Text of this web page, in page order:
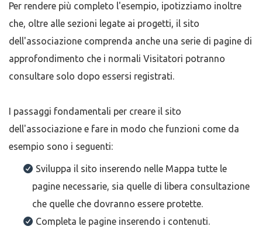
Per rendere più completo l'esempio, ipotizziamo inoltre
che, oltre alle sezioni legate ai progetti, il sito
dell'associazione comprenda anche una serie di pagine di
approfondimento che i normali Visitatori potranno
consultare solo dopo essersi registrati.
I passaggi fondamentali per creare il sito
dell'associazione e fare in modo che funzioni come da
esempio sono i seguenti:
Sviluppa il sito inserendo nelle Mappa tutte le
pagine necessarie, sia quelle di libera consultazione
che quelle che dovranno essere protette.
Completa le pagine inserendo i contenuti.